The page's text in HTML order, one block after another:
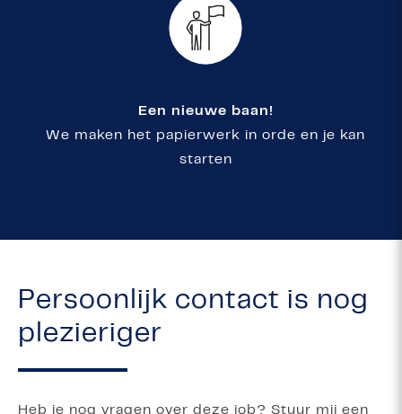
Een nieuwe baan!
We maken het papierwerk in orde en je kan
starten
Persoonlijk contact is nog
plezieriger
Heb je nog vragen over deze job? Stuur mij een